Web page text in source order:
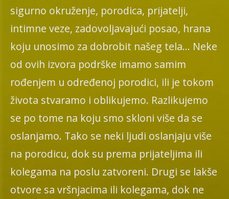
sigurno okruženje, porodica, prijatelji,
intimne veze, zadovoljavajući posao, hrana
koju unosimo za dobrobit našeg tela… Neke
od ovih izvora podrške imamo samim
rođenjem u određenoj porodici, ili je tokom
života stvaramo i oblikujemo. Razlikujemo
se po tome na koju smo skloni više da se
oslanjamo. Tako se neki ljudi oslanjaju više
na porodicu, dok su prema prijateljima ili
kolegama na poslu zatvoreni. Drugi se lakše
otvore sa vršnjacima ili kolegama, dok ne